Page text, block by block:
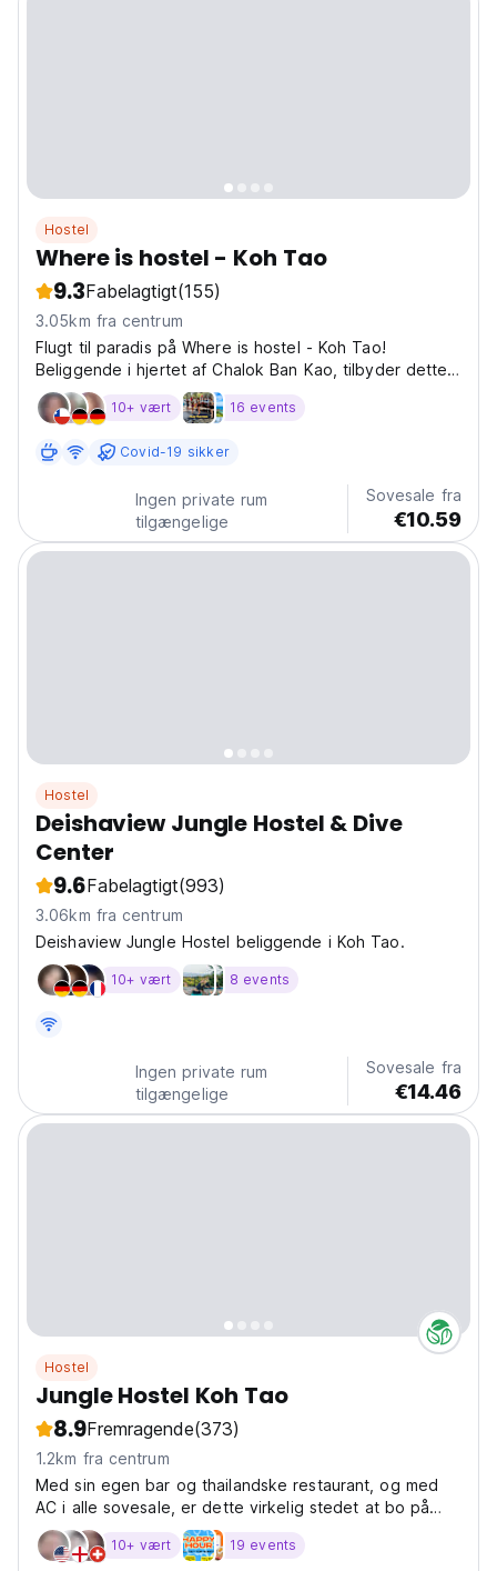
Hostel
Where is hostel - Koh Tao
9.3Fabelagtigt(155)
3.05km fra centrum
Flugt til paradis på Where is hostel - Koh Tao!
Beliggende i hjertet af Chalok Ban Kao, tilbyder dette
pulserende hostel en uforglemmelig Koh Tao-
oplevelse. Forestil dig at vågne op få skridt fra
med...
10+ vært 16 events
Covid-19 sikker
Ingen private rum
tilgængelige
Sovesale fra
€10.59
Hostel
Deishaview Jungle Hostel & Dive
Center
9.6Fabelagtigt(993)
3.06km fra centrum
Deishaview Jungle Hostel beliggende i Koh Tao.
10+ vært 8 events
Ingen private rum
tilgængelige
Sovesale fra
€14.46
Hostel
Jungle Hostel Koh Tao
8.9Fremragende(373)
1.2km fra centrum
Med sin egen bar og thailandske restaurant, og med
AC i alle sovesale, er dette virkelig stedet at bo på
Koh Tao
10+ vært 19 events